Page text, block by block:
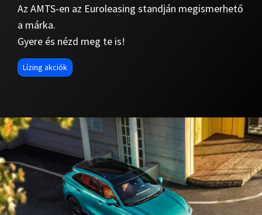
Az AMTS-en az Euroleasing standján megismerhető
a márka.
Gyere és nézd meg te is!
Lízing akciók